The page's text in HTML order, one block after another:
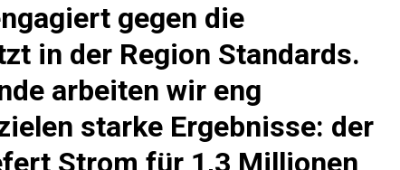
gegen die
in der Region Standards.
arbeiten wir eng
starke Ergebnisse: der
Strom für 1,3 Millionen